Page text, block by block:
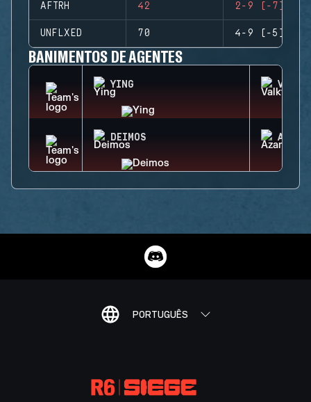
AFTRH 42 2-9 (-7)
UNFLXED 70 4-9 (-5)
BANIMENTOS DE AGENTES
YING
DEIMOS AZAMI
PORTUGUÊS